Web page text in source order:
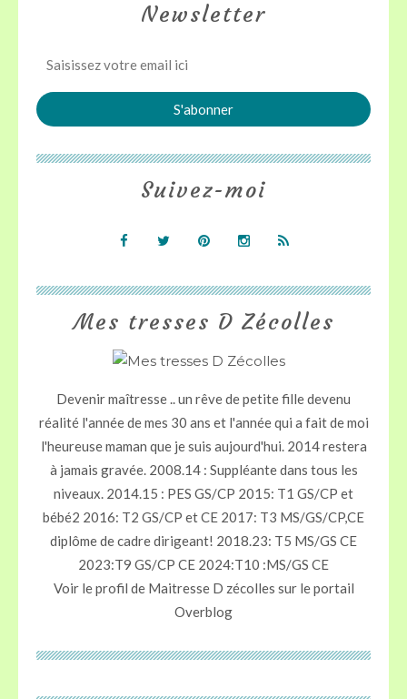
Newsletter
Mes tresses D Zécolles
Devenir maîtresse .. un rêve de petite fille devenu
réalité l'année de mes 30 ans et l'année qui a fait de moi
l'heureuse maman que je suis aujourd'hui. 2014 restera
à jamais gravée. 2008.14 : Suppléante dans tous les
niveaux. 2014.15 : PES GS/CP 2015: T1 GS/CP et
bébé2 2016: T2 GS/CP et CE 2017: T3 MS/GS/CP,CE
diplôme de cadre dirigeant! 2018.23: T5 MS/GS CE
2023:T9 GS/CP CE 2024:T10 :MS/GS CE
Voir le profil de Maitresse D zécolles sur le portail
Overblog
Suivez-moi